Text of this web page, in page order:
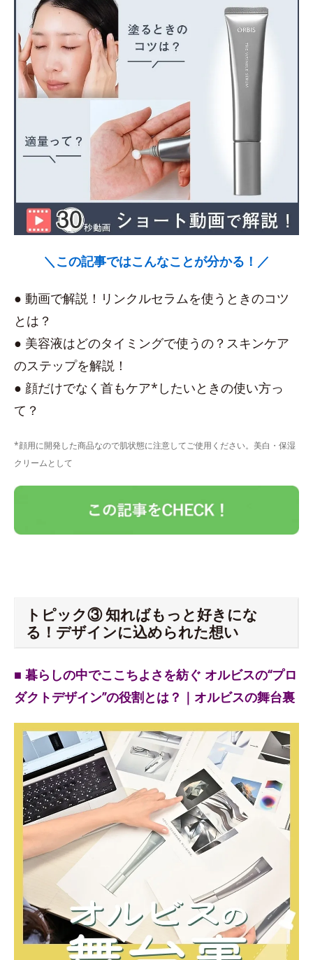
＼この記事ではこんなことが分かる！／
● 動画で解説！リンクルセラムを使うときのコツ
とは？
● 美容液はどのタイミングで使うの？スキンケア
のステップを解説！
● 顔だけでなく首もケア*したいときの使い方っ
て？
*顔用に開発した商品なので肌状態に注意してご使用ください。美白・保湿
クリームとして
トピック③ 知ればもっと好きにな
る！デザインに込められた想い
■ 暮らしの中でここちよさを紡ぐ オルビスの“プロ
ダクトデザイン”の役割とは？｜オルビスの舞台裏